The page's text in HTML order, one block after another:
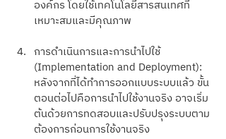
องค์กร โดยใช้เทคโนโลยีสารสนเทศที่
เหมาะสมและมีคุณภาพ
การดำเนินการและการนำไปใช้
(Implementation and Deployment):
หลังจากที่ได้ทำการออกแบบระบบแล้ว ขั้น
ตอนต่อไปคือการนำไปใช้งานจริง อาจเริ่ม
ต้นด้วยการทดสอบและปรับปรุงระบบตาม
ต้องการก่อนการใช้งานจริง